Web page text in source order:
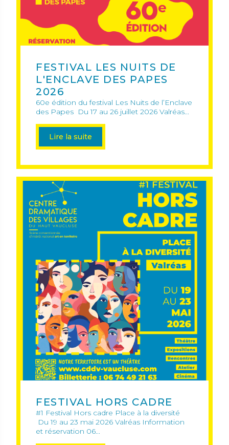
FESTIVAL LES NUITS DE
L'ENCLAVE DES PAPES
2026
60e édition du festival Les Nuits de l’Enclave
des Papes Du 17 au 26 juillet 2026 Valréas...
Lire la suite
FESTIVAL HORS CADRE
#1 Festival Hors cadre Place à la diversité
Du 19 au 23 mai 2026 Valréas Information
et réservation 06...